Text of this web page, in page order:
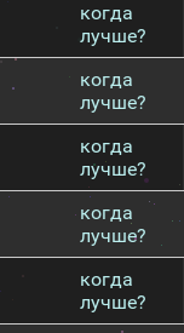
когда
лучше?
когда
лучше?
когда
лучше?
когда
лучше?
когда
лучше?